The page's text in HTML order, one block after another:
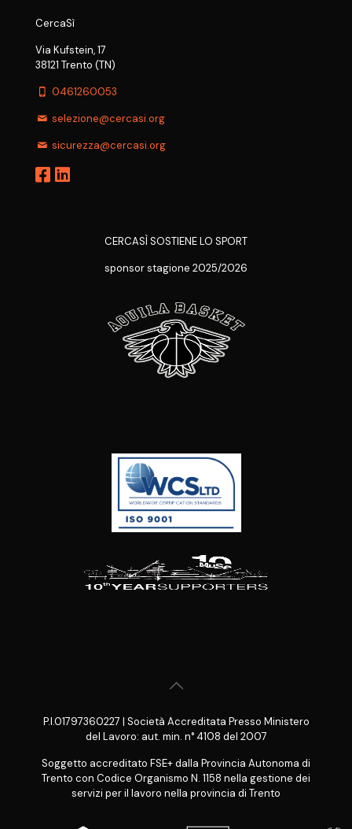
CercaSì
Via Kufstein, 17
38121 Trento (TN)
0461260053
selezione@cercasi.org
sicurezza@cercasi.org
CERCASÌ SOSTIENE LO SPORT
sponsor stagione 2025/2026
P.I.01797360227 | Società Accreditata Presso Ministero
del Lavoro: aut. min. n° 4108 del 2007
Soggetto accreditato FSE+ dalla Provincia Autonoma di
Trento con Codice Organismo N. 1158 nella gestione dei
servizi per il lavoro nella provincia di Trento